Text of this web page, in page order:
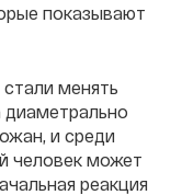
показывают
менять
и среди
человек может
реакция